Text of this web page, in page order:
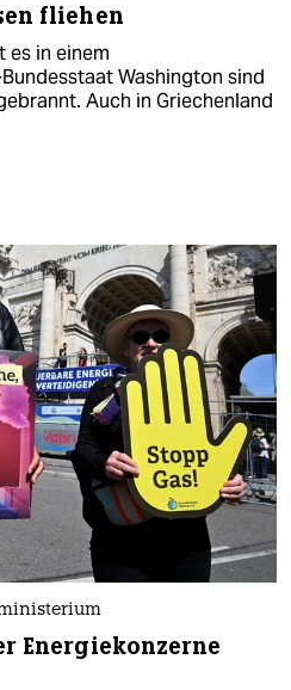
fliehen
es in einem
Washington sind
Auch in Griechenland
Energiekonzerne